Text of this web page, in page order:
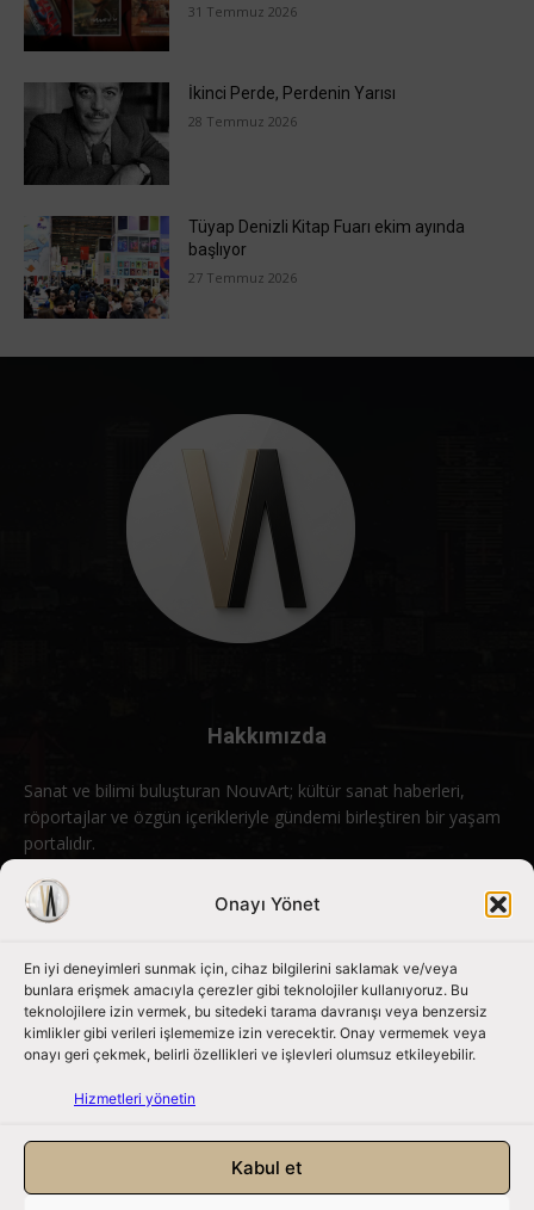
Onayı Yönet
En iyi deneyimleri sunmak için, cihaz bilgilerini saklamak ve/veya
bunlara erişmek amacıyla çerezler gibi teknolojiler kullanıyoruz. Bu
teknolojilere izin vermek, bu sitedeki tarama davranışı veya benzersiz
kimlikler gibi verileri işlememize izin verecektir. Onay vermemek veya
onayı geri çekmek, belirli özellikleri ve işlevleri olumsuz etkileyebilir.
Hizmetleri yönetin
Kabul et
31 Temmuz 2026
İkinci Perde, Perdenin Yarısı
28 Temmuz 2026
Tüyap Denizli Kitap Fuarı ekim ayında
başlıyor
27 Temmuz 2026
Hakkımızda
Sanat ve bilimi buluşturan NouvArt; kültür sanat haberleri,
röportajlar ve özgün içerikleriyle gündemi birleştiren bir yaşam
portalıdır.
Bizimle iletişime geçin: info@nouvart.net
Bizi Takip Edin